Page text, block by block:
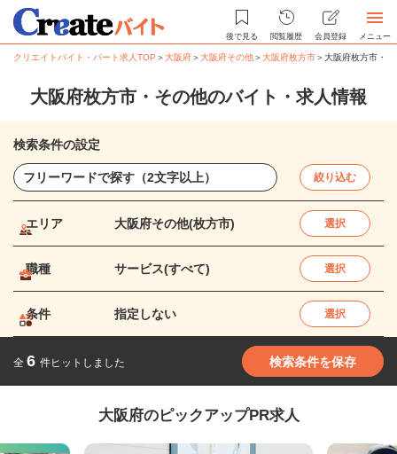
後で見る 閲覧履歴 会員登録 メニュー
クリエイトバイト・パート求人TOP ＞大阪府＞大阪府その他＞大阪府枚方市＞大阪府枚方市・
大阪府枚方市・その他のバイト・求人情報
検索条件の設定
絞り込む
エリア 大阪府その他(枚方市) 選択
職種 サービス(すべて) 選択
条件 指定しない 選択
全 6 件ヒットしました 検索条件を保存
大阪府のピックアップPR求人